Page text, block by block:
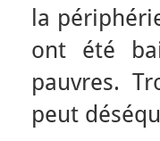
la
ont été
pauvres.
peut